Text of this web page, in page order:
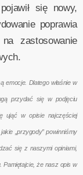
się nowy,
poprawia
zastosowanie
emocje. Dlatego właśnie w
przydać się w podjęciu
ująć w opisie najczęściej
„przygody” powinniśmy
się z naszymi opiniami,
Pamiętajcie, że nasz opis w